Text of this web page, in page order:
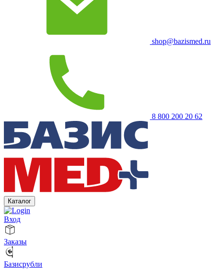
shop@bazismed.ru
8 800 200 20 62
Каталог
Вход
Заказы
Базисрубли